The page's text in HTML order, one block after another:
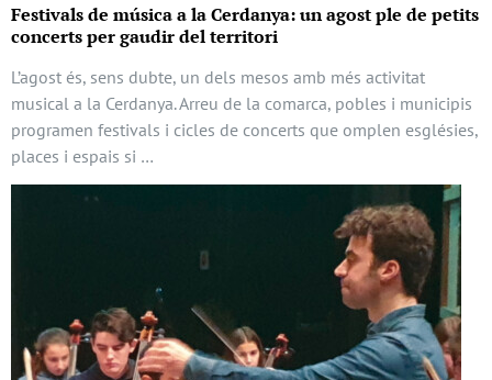
Festivals de música a la Cerdanya: un agost ple de petits
concerts per gaudir del territori
L’agost és, sens dubte, un dels mesos amb més activitat
musical a la Cerdanya. Arreu de la comarca, pobles i municipis
programen festivals i cicles de concerts que omplen esglésies,
places i espais si …